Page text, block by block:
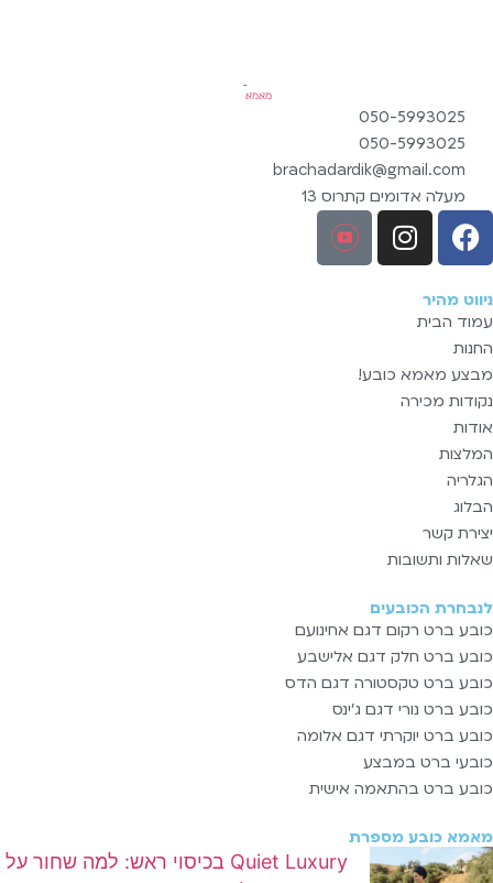
050-5993025
050-5993025
brachadardik@gmail.com
מעלה אדומים קתרוס 13
ניווט מהיר
עמוד הבית
החנות
מבצע מאמא כובע!
נקודות מכירה
אודות
המלצות
הגלריה
הבלוג
יצירת קשר
שאלות ותשובות
לנבחרת הכובעים
כובע ברט רקום דגם אחינועם
כובע ברט חלק דגם אלישבע
כובע ברט טקסטורה דגם הדס
כובע ברט נורי דגם ג'ינס
כובע ברט יוקרתי דגם אלומה
כובעי ברט במבצע
כובע ברט בהתאמה אישית
מאמא כובע מספרת
Quiet Luxury בכיסוי ראש: למה שחור על